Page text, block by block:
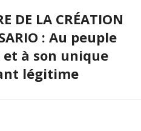
DE LA CRÉATION
: Au peuple
à son unique
légitime